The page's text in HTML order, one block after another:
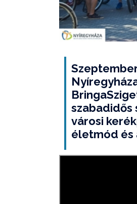
szabadidős
városi
életmód és